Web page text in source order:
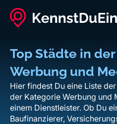
Top Städte in
Werbung und
Hier findest Du eine Liste
der Kategorie Werbung und
einem Dienstleister. Ob Du
Baufinanzierer,